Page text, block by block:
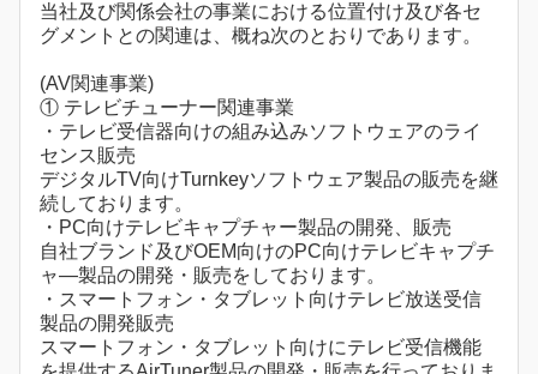
当社及び関係会社の事業における位置付け及び各セ
グメントとの関連は、概ね次のとおりであります。
(AV関連事業)
① テレビチューナー関連事業
・テレビ受信器向けの組み込みソフトウェアのライ
センス販売
デジタルTV向けTurnkeyソフトウェア製品の販売を継
続しております。
・PC向けテレビキャプチャー製品の開発、販売
自社ブランド及びOEM向けのPC向けテレビキャプチ
ャ―製品の開発・販売をしております。
・スマートフォン・タブレット向けテレビ放送受信
製品の開発販売
スマートフォン・タブレット向けにテレビ受信機能